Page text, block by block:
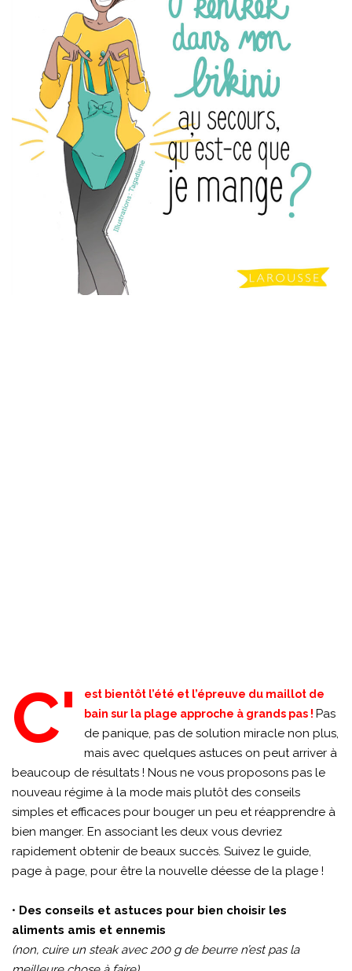
C'
est bientôt l’été et l’épreuve du maillot de
bain sur la plage approche à grands pas ! Pas
de panique, pas de solution miracle non plus,
mais avec quelques astuces on peut arriver à
beaucoup de résultats ! Nous ne vous proposons pas le
nouveau régime à la mode mais plutôt des conseils
simples et efficaces pour bouger un peu et réapprendre à
bien manger. En associant les deux vous devriez
rapidement obtenir de beaux succès. Suivez le guide,
page à page, pour être la nouvelle déesse de la plage !
• Des conseils et astuces pour bien choisir les
aliments amis et ennemis
(non, cuire un steak avec 200 g de beurre n’est pas la